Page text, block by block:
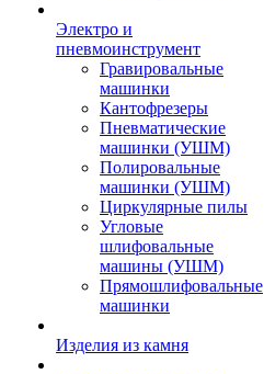
Электро и
пневмоинструмент
Гравировальные
машинки
Кантофрезеры
Пневматические
машинки (УШМ)
Полировальные
машинки (УШМ)
Циркулярные пилы
Угловые
шлифовальные
машины (УШМ)
Прямошлифовальные
машинки
Изделия из камня